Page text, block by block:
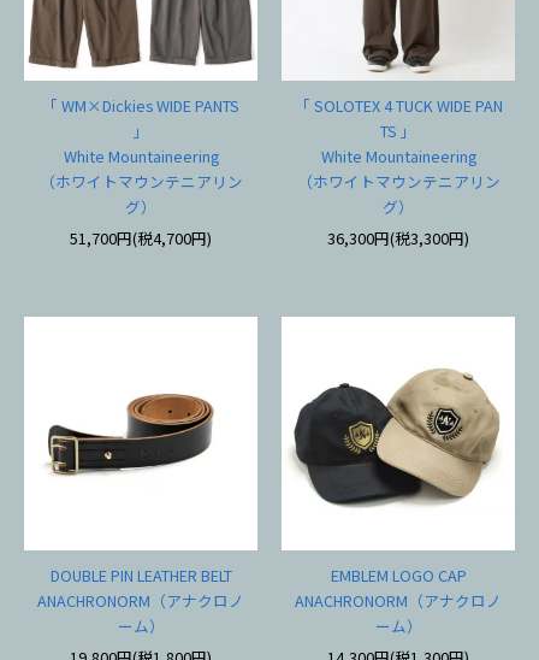
「 WM×Dickies WIDE PANTS
」
White Mountaineering
（ホワイトマウンテニアリン
グ）
51,700円(税4,700円)
「 SOLOTEX 4 TUCK WIDE PAN
TS 」
White Mountaineering
（ホワイトマウンテニアリン
グ）
36,300円(税3,300円)
DOUBLE PIN LEATHER BELT
ANACHRONORM（アナクロノ
ーム）
EMBLEM LOGO CAP
ANACHRONORM（アナクロノ
ーム）